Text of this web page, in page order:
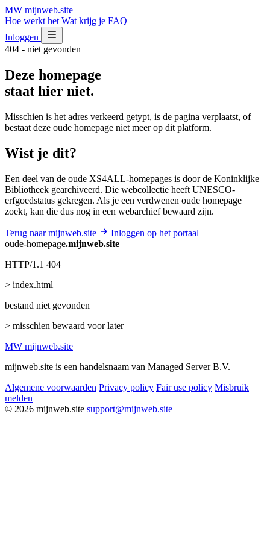
MW mijnweb.site
Hoe werkt het Wat krijg je FAQ
Inloggen
404 - niet gevonden
Deze homepage
staat hier niet.
Misschien is het adres verkeerd getypt, is de pagina verplaatst, of
bestaat deze oude homepage niet meer op dit platform.
Wist je dit?
Een deel van de oude XS4ALL-homepages is door de Koninklijke
Bibliotheek gearchiveerd. Die webcollectie heeft UNESCO-
erfgoedstatus gekregen. Als je een verdwenen oude homepage
zoekt, kan die dus nog in een webarchief bewaard zijn.
Terug naar mijnweb.site
Inloggen op het portaal
oude-homepage.mijnweb.site
HTTP/1.1 404
> index.html
bestand niet gevonden
> misschien bewaard voor later
MW mijnweb.site
mijnweb.site is een handelsnaam van Managed Server B.V.
Algemene voorwaarden Privacy policy Fair use policy Misbruik
melden
© 2026 mijnweb.site support@mijnweb.site